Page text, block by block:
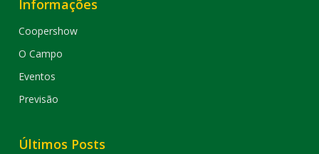
Informações
Coopershow
O Campo
Eventos
Previsão
Últimos Posts